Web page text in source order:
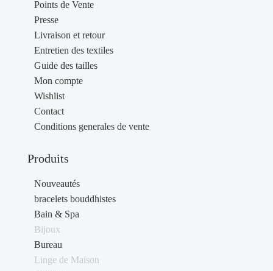
Points de Vente
Presse
Livraison et retour
Entretien des textiles
Guide des tailles
Mon compte
Wishlist
Contact
Conditions generales de vente
Produits
Nouveautés
bracelets bouddhistes
Bain & Spa
Bijoux
Bureau
Linge de Maison